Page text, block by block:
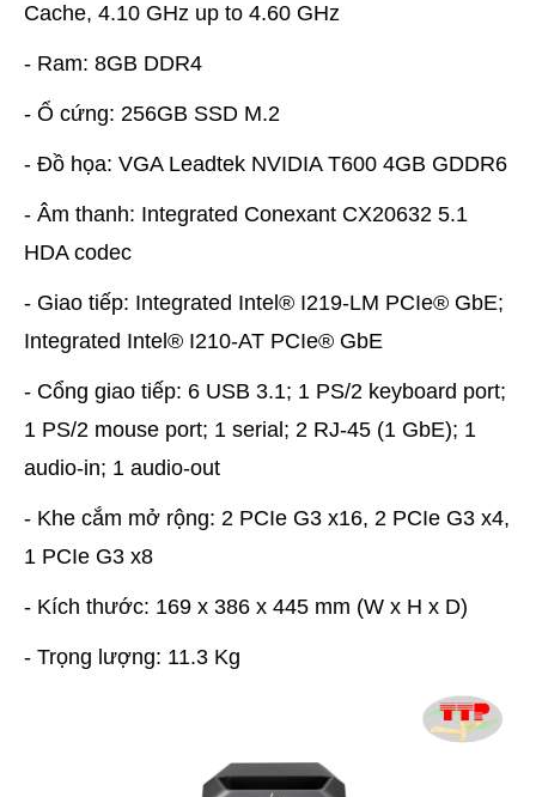
Cache, 4.10 GHz up to 4.60 GHz
- Ram: 8GB DDR4
- Ổ cứng: 256GB SSD M.2
- Đồ họa: VGA Leadtek NVIDIA T600 4GB GDDR6
- Âm thanh: Integrated Conexant CX20632 5.1
HDA codec
- Giao tiếp: Integrated Intel® I219-LM PCIe® GbE;
Integrated Intel® I210-AT PCIe® GbE
- Cổng giao tiếp: 6 USB 3.1; 1 PS/2 keyboard port;
1 PS/2 mouse port; 1 serial; 2 RJ-45 (1 GbE); 1
audio-in; 1 audio-out
- Khe cắm mở rộng: 2 PCIe G3 x16, 2 PCIe G3 x4,
1 PCIe G3 x8
- Kích thước: 169 x 386 x 445 mm (W x H x D)
- Trọng lượng: 11.3 Kg